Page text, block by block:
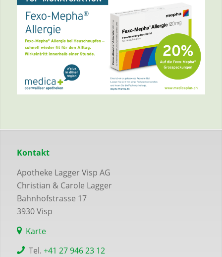
Kontakt
Apotheke Lagger Visp AG
Christian & Carole Lagger
Bahnhofstrasse 17
3930 Visp
Karte
Tel. +41 27 946 23 12